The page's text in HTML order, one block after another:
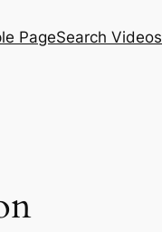
PageSearch Videos